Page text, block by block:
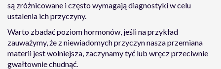
są zróżnicowane i często wymagają diagnostyki w celu
ustalenia ich przyczyny.
Warto zbadać poziom hormonów, jeśli na przykład
zauważymy, że z niewiadomych przyczyn nasza przemiana
materii jest wolniejsza, zaczynamy tyć lub wręcz przeciwnie
gwałtownie chudnąć.